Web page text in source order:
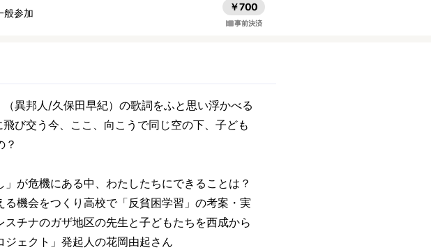
般参加
￥700
事前決済
異邦人/久保田早紀）の歌詞をふと思い浮かべる
び交う今、ここ、向こうで同じ空の下、子ども
？
が危機にある中、わたしたちにできることは？
機会をつくり高校で「反貧困学習」の考案・実
チナのガザ地区の先生と子どもたちを西成から
ェクト」発起人の花岡由起さん